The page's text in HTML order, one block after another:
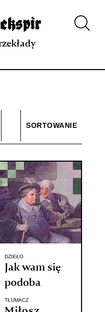
Aplikacja
SORTOWANIE
DZIEŁO
Jak wam się
podoba
TŁUMACZ